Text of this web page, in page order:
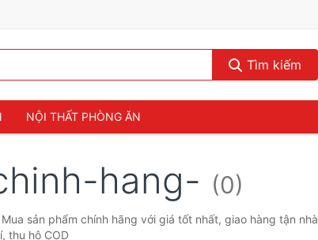
Tìm kiếm
NỘI THẤT PHÒNG ĂN
hang- (0)
sản phẩm chính hãng với giá tốt nhất, giao hàng tận nhà
thu hộ COD